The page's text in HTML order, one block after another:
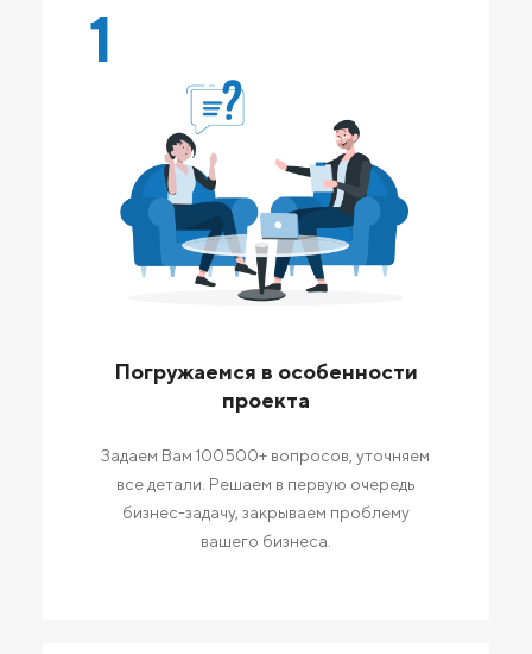
1
Погружаемся в особенности
проекта
Задаем Вам 100500+ вопросов, уточняем
все детали. Решаем в первую очередь
бизнес-задачу, закрываем проблему
вашего бизнеса.